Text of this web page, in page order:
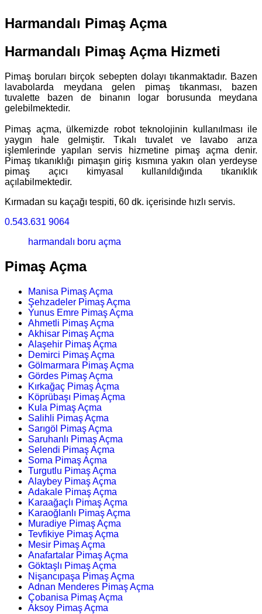
Harmandalı Pimaş Açma
Harmandalı Pimaş Açma Hizmeti
Pimaş boruları birçok sebepten dolayı tıkanmaktadır. Bazen
lavabolarda meydana gelen pimaş tıkanması, bazen
tuvalette bazen de binanın logar borusunda meydana
gelebilmektedir.
Pimaş açma, ülkemizde robot teknolojinin kullanılması ile
yaygın hale gelmiştir. Tıkalı tuvalet ve lavabo arıza
işlemlerinde yapılan servis hizmetine pimaş açma denir.
Pimaş tıkanıklığı pimaşın giriş kısmına yakın olan yerdeyse
pimaş açıcı kimyasal kullanıldığında tıkanıklık
açılabilmektedir.
Kırmadan su kaçağı tespiti, 60 dk. içerisinde hızlı servis.
0.543.631 9064
harmandalı boru açma
Pimaş Açma
Manisa Pimaş Açma
Şehzadeler Pimaş Açma
Yunus Emre Pimaş Açma
Ahmetli Pimaş Açma
Akhisar Pimaş Açma
Alaşehir Pimaş Açma
Demirci Pimaş Açma
Gölmarmara Pimaş Açma
Gördes Pimaş Açma
Kırkağaç Pimaş Açma
Köprübaşı Pimaş Açma
Kula Pimaş Açma
Salihli Pimaş Açma
Sarıgöl Pimaş Açma
Saruhanlı Pimaş Açma
Selendi Pimaş Açma
Soma Pimaş Açma
Turgutlu Pimaş Açma
Alaybey Pimaş Açma
Adakale Pimaş Açma
Karaağaçlı Pimaş Açma
Karaoğlanlı Pimaş Açma
Muradiye Pimaş Açma
Tevfikiye Pimaş Açma
Mesir Pimaş Açma
Anafartalar Pimaş Açma
Göktaşlı Pimaş Açma
Nişancıpaşa Pimaş Açma
Adnan Menderes Pimaş Açma
Çobanisa Pimaş Açma
Aksoy Pimaş Açma